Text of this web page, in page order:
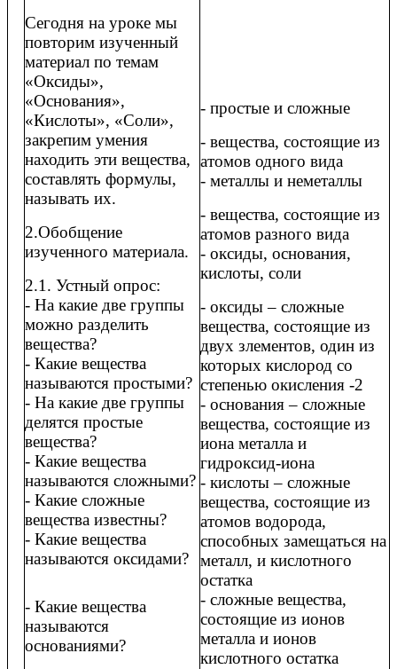
Сегодня на уроке мы
повторим изученный
материал по темам
«Оксиды»,
«Основания»,
«Кислоты», «Соли»,
закрепим умения
находить эти вещества,
составлять формулы,
называть их.
2.Обобщение
изученного материала.
2.1. Устный опрос:
- На какие две группы
можно разделить
вещества?
- Какие вещества
называются простыми?
- На какие две группы
делятся простые
вещества?
- Какие вещества
называются сложными?
- Какие сложные
вещества известны?
- Какие вещества
называются оксидами?
- Какие вещества
называются
основаниями?
- простые и сложные
- вещества, состоящие из
атомов одного вида
- металлы и неметаллы
- вещества, состоящие из
атомов разного вида
- оксиды, основания,
кислоты, соли
- оксиды – сложные
вещества, состоящие из
двух злементов, один из
которых кислород со
степенью окисления -2
- основания – сложные
вещества, состоящие из
иона металла и
гидроксид-иона
- кислоты – сложные
вещества, состоящие из
атомов водорода,
способных замещаться на
металл, и кислотного
остатка
- сложные вещества,
состоящие из ионов
металла и ионов
кислотного остатка